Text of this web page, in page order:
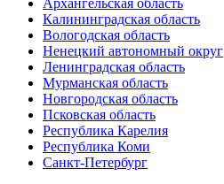
Архангельская область
Калининградская область
Вологодская область
Ненецкий автономный округ
Ленинградская область
Мурманская область
Новгородская область
Псковская область
Республика Карелия
Республика Коми
Санкт-Петербург